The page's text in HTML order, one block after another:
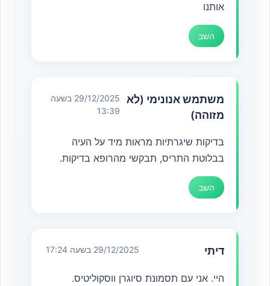
אותנו
השב
משתמש אנונימי (לא
מזוהה)
29/12/2025 בשעה
13:39
בדיקות שיגרתיות מראות מיד על העיה
בבלוטת התריס, תבקשי מהרופא בדיקות.
השב
דיתי 29/12/2025 בשעה 17:24
היי. אני עם תסמונת סיוגרן ווסקוליטיס.